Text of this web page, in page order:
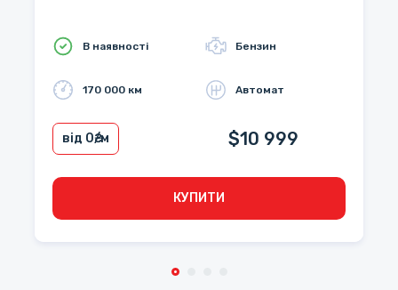
В наявності Бензин
170 000 км Автомат
від 0₴/м $10 999
КУПИТИ